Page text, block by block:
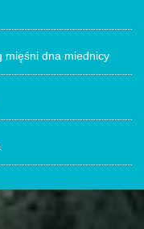
mięśni dna miednicy